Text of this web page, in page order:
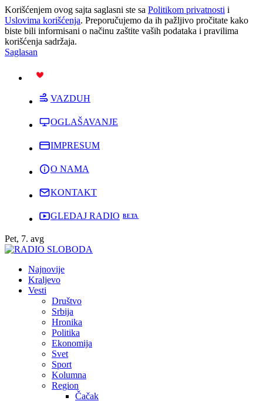
Korišćenjem ovog sajta saglasni ste sa Politikom privatnosti i
Uslovima korišćenja. Preporučujemo da ih pažljivo pročitate kako
biste bili informisani o načinu zaštite vaših podataka i pravilima
korišćenja sadržaja.
Saglasan
VAZDUH
OGLAŠAVANJE
IMPRESUM
O NAMA
KONTAKT
GLEDAJ RADIO
Pet, 7. avg
Najnovije
Kraljevo
Vesti
Društvo
Srbija
Hronika
Politika
Ekonomija
Svet
Sport
Kolumna
Region
Čačak